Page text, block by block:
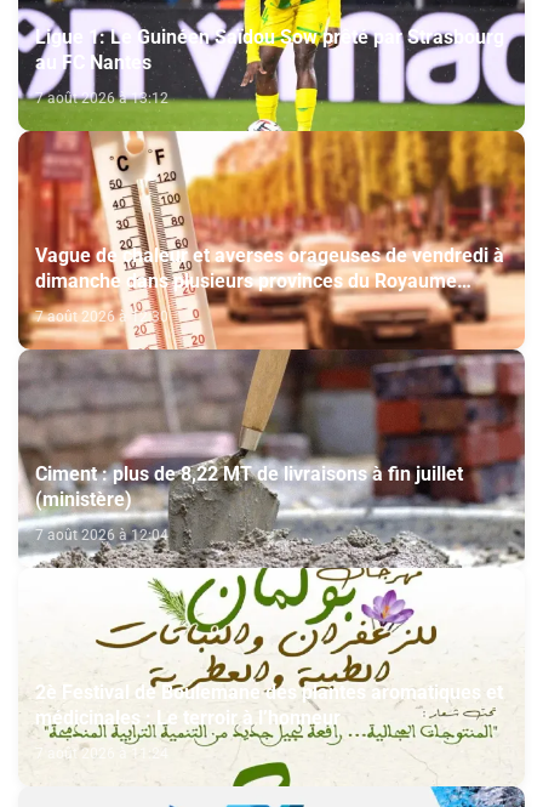
Ligue 1: Le Guinéen Saïdou Sow prêté par Strasbourg
au FC Nantes
7 août 2026 à 13:12
Vague de chaleur et averses orageuses de vendredi à
dimanche dans plusieurs provinces du Royaume
(Bulletin d'alerte)
7 août 2026 à 12:30
Ciment : plus de 8,22 MT de livraisons à fin juillet
(ministère)
7 août 2026 à 12:04
2è Festival de Boulemane des plantes aromatiques et
médicinales : Le terroir à l’honneur
7 août 2026 à 11:24